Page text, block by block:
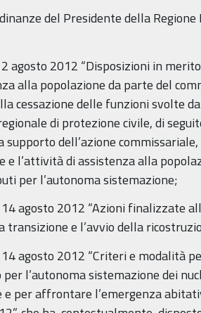
del Presidente della
agosto 2012 “Disposizioni in
alla popolazione da parte del
cessazione delle funzioni svolte
di protezione civile, di
dell’azione
e l’attività di assistenza alla
per l’autonoma sistemazione;
agosto 2012 “Azioni finalizzate
transizione e l’avvio della
agosto 2012 “Criteri e modalità
l’autonoma sistemazione dei
e per affrontare l’emergenza